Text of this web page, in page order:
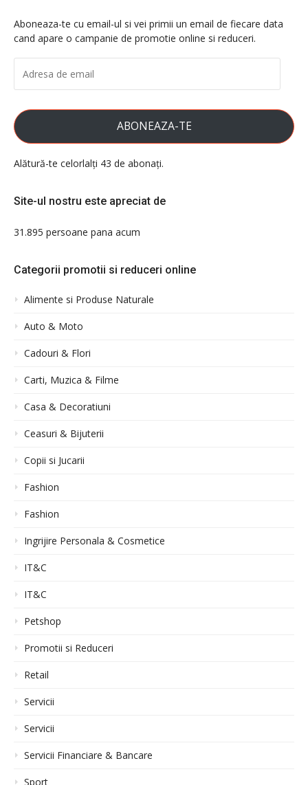
Aboneaza-te cu email-ul si vei primii un email de fiecare data
cand apare o campanie de promotie online si reduceri.
DE
EMAIL
ABONEAZA-TE
Alătură-te celorlalți 43 de abonați.
Site-ul nostru este apreciat de
31.895 persoane pana acum
Categorii promotii si reduceri online
Alimente si Produse Naturale
Auto & Moto
Cadouri & Flori
Carti, Muzica & Filme
Casa & Decoratiuni
Ceasuri & Bijuterii
Copii si Jucarii
Fashion
Fashion
Ingrijire Personala & Cosmetice
IT&C
IT&C
Petshop
Promotii si Reduceri
Retail
Servicii
Servicii
Servicii Financiare & Bancare
Sport